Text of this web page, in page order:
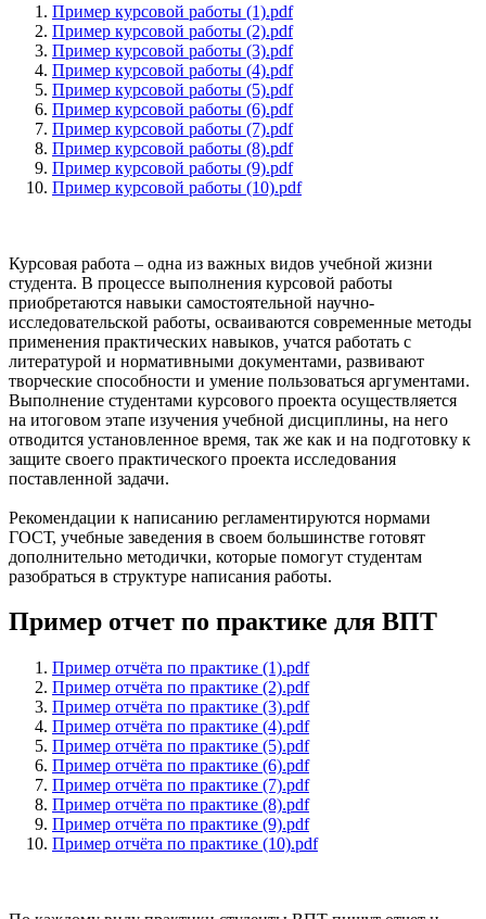
Пример курсовой работы (1).pdf
Пример курсовой работы (2).pdf
Пример курсовой работы (3).pdf
Пример курсовой работы (4).pdf
Пример курсовой работы (5).pdf
Пример курсовой работы (6).pdf
Пример курсовой работы (7).pdf
Пример курсовой работы (8).pdf
Пример курсовой работы (9).pdf
Пример курсовой работы (10).pdf
Курсовая работа – одна из важных видов учебной жизни
студента. В процессе выполнения курсовой работы
приобретаются навыки самостоятельной научно-
исследовательской работы, осваиваются современные методы
применения практических навыков, учатся работать с
литературой и нормативными документами, развивают
творческие способности и умение пользоваться аргументами.
Выполнение студентами курсового проекта осуществляется
на итоговом этапе изучения учебной дисциплины, на него
отводится установленное время, так же как и на подготовку к
защите своего практического проекта исследования
поставленной задачи.
Рекомендации к написанию регламентируются нормами
ГОСТ, учебные заведения в своем большинстве готовят
дополнительно методички, которые помогут студентам
разобраться в структуре написания работы.
Пример отчет по практике для ВПТ
Пример отчёта по практике (1).pdf
Пример отчёта по практике (2).pdf
Пример отчёта по практике (3).pdf
Пример отчёта по практике (4).pdf
Пример отчёта по практике (5).pdf
Пример отчёта по практике (6).pdf
Пример отчёта по практике (7).pdf
Пример отчёта по практике (8).pdf
Пример отчёта по практике (9).pdf
Пример отчёта по практике (10).pdf